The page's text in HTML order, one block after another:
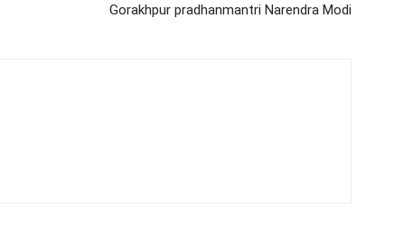
Gorakhpur pradhanmantri Narendra Modi